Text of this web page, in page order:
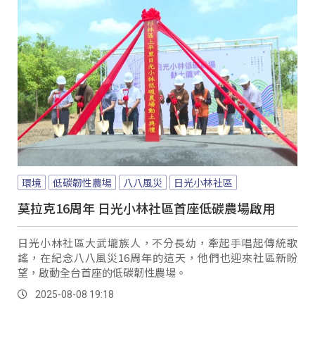
環境 低碳韌性農場 八八風災 日光小林社區
莫拉克16周年 日光小林社區首座低碳農場啟用
日光小林社區大武壠族人，不分長幼，牽起手唱起傳統歌
謠，在紀念八八風災16周年的這天，他們也迎來社區新盼
望，啟動全台首座的低碳韌性農場。
2025-08-08 19:18